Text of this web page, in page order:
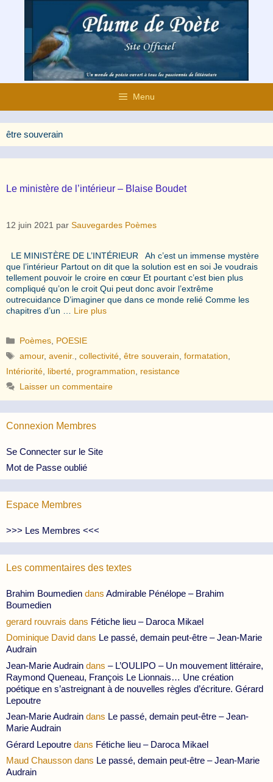
contenu
Menu
être souverain
Le ministère de l’intérieur – Blaise Boudet
12 juin 2021 par Sauvegardes Poèmes
LE MINISTÈRE DE L’INTÉRIEUR Ah c’est un immense mystère
que l’intérieur Partout on dit que la solution est en soi Je voudrais
tellement pouvoir le croire en cœur Et pourtant c’est bien plus
compliqué qu’on le croit Qui peut donc avoir l’extrême
outrecuidance D’imaginer que dans ce monde relié Comme les
chapitres d’un … Lire plus
Catégories
Poèmes POESIE
Étiquettes
amour,avenir. ,collectivité ,être souverain ,formatation
Intériorité liberté programmation
resistance
Laisser un commentaire
Connexion Membres
Se Connecter sur le Site
Mot de Passe oublié
Espace Membres
>>> Les Membres <<<
Les commentaires des textes
Brahim Boumedien dans Admirable Pénélope – Brahim
Boumedien
gerard rouvrais dans Fétiche lieu – Daroca Mikael
Dominique David dans Le passé, demain peut-être – Jean-Marie
Audrain
Jean-Marie Audrain dans – L’OULIPO – Un mouvement littéraire,
Raymond Queneau, François Le Lionnais… Une création
poétique en s’astreignant à de nouvelles règles d’écriture. Gérard
Lepoutre
Jean-Marie Audrain dans Le passé, demain peut-être – Jean-
Marie Audrain
Gérard Lepoutre dans Fétiche lieu – Daroca Mikael
Maud Chausson dans Le passé, demain peut-être – Jean-Marie
Audrain